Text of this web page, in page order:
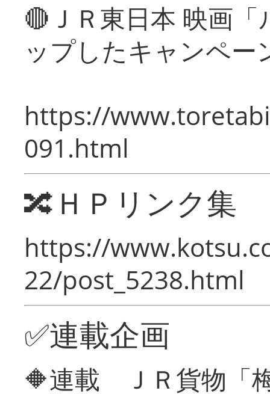
🔴ＪＲ東日本 映画
ップしたキャンペー
https://
091.html
🔀ＨＰリンク集
https://
22/post_5238.html
✅連載企画
🔶連載 ＪＲ貨物「